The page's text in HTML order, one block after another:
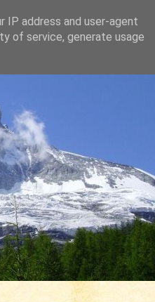
IP address and user-agent
of service, generate usage